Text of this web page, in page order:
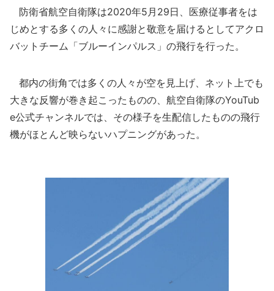
防衛省航空自衛隊は2020年5月29日、医療従事者をは
じめとする多くの人々に感謝と敬意を届けるとしてアクロ
バットチーム「ブルーインパルス」の飛行を行った。
都内の街角では多くの人々が空を見上げ、ネット上でも
大きな反響が巻き起こったものの、航空自衛隊のYouTub
e公式チャンネルでは、その様子を生配信したものの飛行
機がほとんど映らないハプニングがあった。